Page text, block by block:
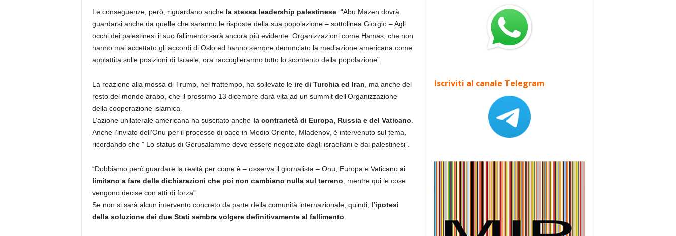
Le conseguenze, però, riguardano anche la stessa leadership palestinese. “Abu Mazen dovrà
guardarsi anche da quelle che saranno le risposte della sua popolazione – sottolinea Giorgio – Agli
occhi dei palestinesi il suo fallimento sarà ancora più evidente. Organizzazioni come Hamas, che non
hanno mai accettato gli accordi di Oslo ed hanno sempre denunciato la mediazione americana come
appiattita sulle posizioni di Israele, ora raccoglieranno tutto lo scontento della popolazione”.
La reazione alla mossa di Trump, nel frattempo, ha sollevato leire di Turchia ed Iran , ma anche del
resto del mondo arabo, che il prossimo 13 dicembre darà vita ad un summit dell’Organizzazione
della cooperazione islamica.
L’azione unilaterale americana ha suscitato anche la contrarietà di Europa, Russia e del Vaticano
Anche l’inviato dell’Onu per il processo di pace in Medio Oriente, Mladenov, è intervenuto sul tema,
ricordando che ” Lo status di Gerusalamme deve essere negoziato dagli israeliani e dai palestinesi”.
“Dobbiamo però guardare la realtà per come è – osserva il giornalista – Onu, Europa e Vaticano si
limitano a fare delle dichiarazioni che poi non cambiano nulla sul terreno , mentre qui le cose
vengono decise con atti di forza”.
Se non si sarà alcun intervento concreto da parte della comunità internazionale, quindi, l’ipotesi
della soluzione dei due Stati sembra volgere definitivamente al fallimento
Iscriviti al canale Telegram